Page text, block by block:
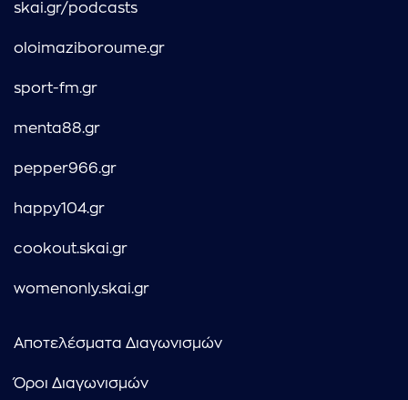
skai.gr/podcasts
oloimaziboroume.gr
sport-fm.gr
menta88.gr
pepper966.gr
happy104.gr
cookout.skai.gr
womenonly.skai.gr
Αποτελέσματα Διαγωνισμών
Όροι Διαγωνισμών